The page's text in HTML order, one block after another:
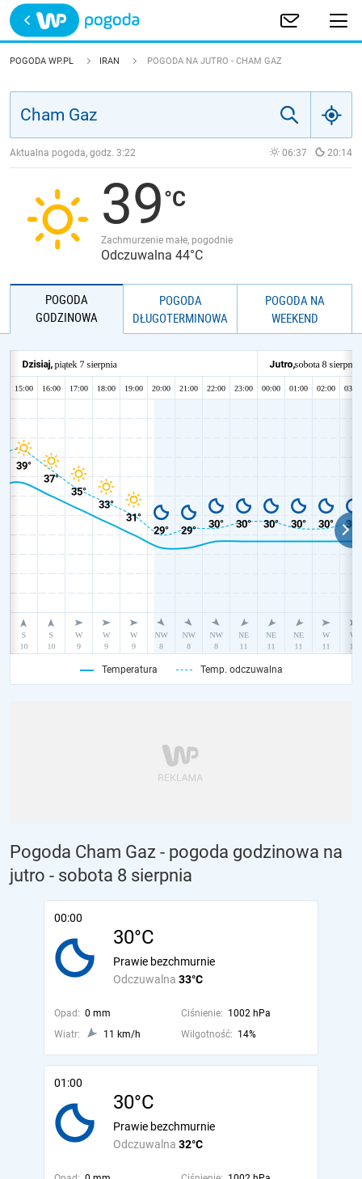
Trwa ładowanie
POLSKA
JAKOŚĆ POWIETRZA
POGODA WP.PL IRAN POGODA NA JUTRO - CHAM GAZ
Aktualna pogoda, godz. 3:22 06:37 20:14
39
Zachmurzenie małe, pogodnie
Odczuwalna 44°C
POGODA
GODZINOWA
POGODA
DŁUGOTERMINOWA
POGODA NA
WEEKEND
Temperatura Temp. odczuwalna
Pogoda Cham Gaz - pogoda godzinowa na
jutro - sobota 8 sierpnia
00:00
30°C
Odczuwalna 33°C
Prawie bezchmurnie
Opad: 0 mm Ciśnienie: 1002 hPa
Wiatr:
11 km/h Wilgotność: 14%
01:00
30°C
Odczuwalna 32°C
Prawie bezchmurnie